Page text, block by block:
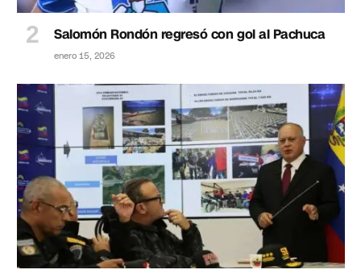
Salomón Rondón regresó con gol al Pachuca
enero 15, 2026